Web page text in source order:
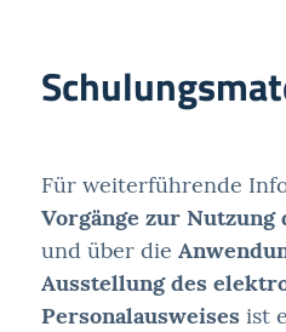
Für weiterführende
Vorgänge zur
und über die
Ausstellung des
Personalausweises ist